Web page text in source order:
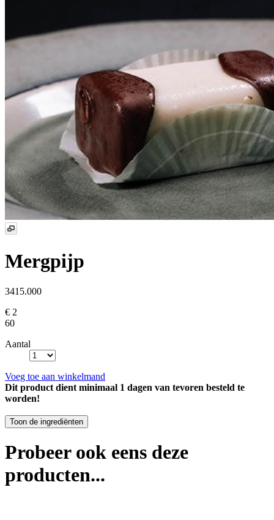
Mergpijp
3415.000
€ 2
60
Aantal
Voeg toe aan winkelmand
Dit product dient minimaal 1 dagen van tevoren besteld te
worden!
Probeer ook eens deze
producten...